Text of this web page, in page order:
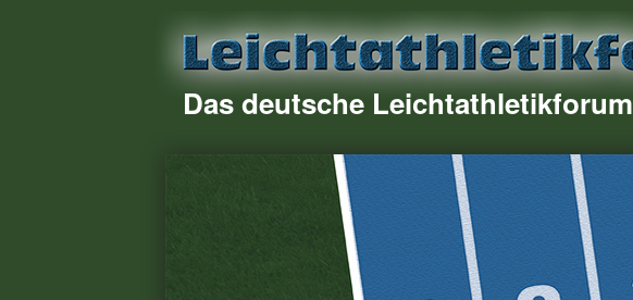
Das deutsche Leichtathletikforum